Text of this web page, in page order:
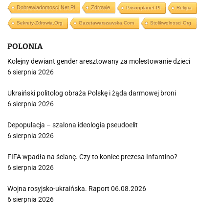
Dobrewiadomosci.net.pl Zdrowie Prisonplanet.pl Religia
Sekrety-Zdrowia.org Gazetawarszawska.com Stolikwolnosci.org
POLONIA
Kolejny dewiant gender aresztowany za molestowanie dzieci
6 sierpnia 2026
Ukraiński politolog obraża Polskę i żąda darmowej broni
6 sierpnia 2026
Depopulacja – szalona ideologia pseudoelit
6 sierpnia 2026
FIFA wpadła na ścianę. Czy to koniec prezesa Infantino?
6 sierpnia 2026
Wojna rosyjsko-ukraińska. Raport 06.08.2026
6 sierpnia 2026